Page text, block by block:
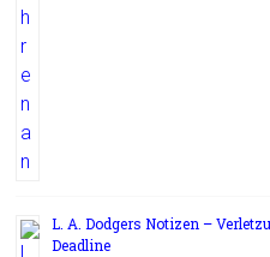
L. A. Dodgers Notizen –
Deadline